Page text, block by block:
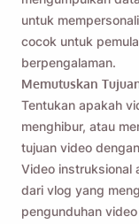
untuk
cocok untuk
berpengalaman.
Memutuskan
Tentukan apakah
menghibur, atau
tujuan video
Video instruksional
dari vlog yang
pengunduhan